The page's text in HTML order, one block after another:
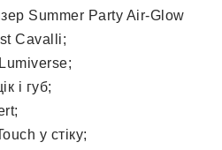
Summer Party Air-Glow
Cavalli;
і губ;
у стіку;